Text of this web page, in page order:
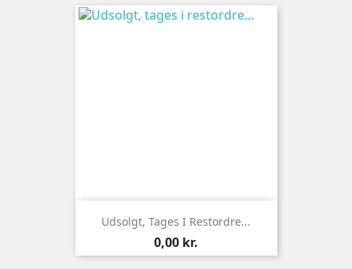
Udsolgt, Tages I Restordre...
Pris
0,00 kr.